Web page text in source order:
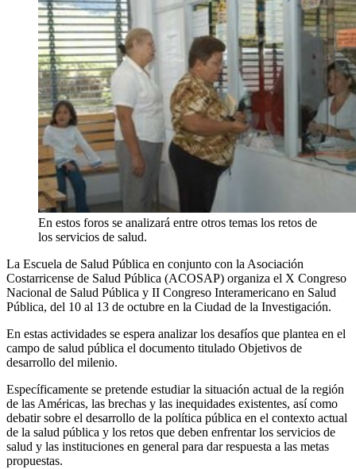
En estos foros se analizará entre otros temas los retos de
los servicios de salud.
La Escuela de Salud Pública en conjunto con la Asociación
Costarricense de Salud Pública (ACOSAP) organiza el X Congreso
Nacional de Salud Pública y II Congreso Interamericano en Salud
Pública, del 10 al 13 de octubre en la Ciudad de la Investigación.
En estas actividades se espera analizar los desafíos que plantea en el
campo de salud pública el documento titulado Objetivos de
desarrollo del milenio.
Específicamente se pretende estudiar la situación actual de la región
de las Américas, las brechas y las inequidades existentes, así como
debatir sobre el desarrollo de la política pública en el contexto actual
de la salud pública y los retos que deben enfrentar los servicios de
salud y las instituciones en general para dar respuesta a las metas
propuestas.